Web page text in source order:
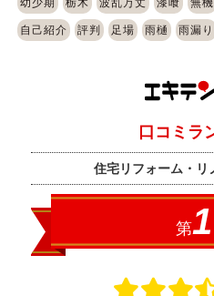
幼少期 栃木 波乱万丈 漆喰 無機
自己紹介 評判 足場 雨樋 雨漏り